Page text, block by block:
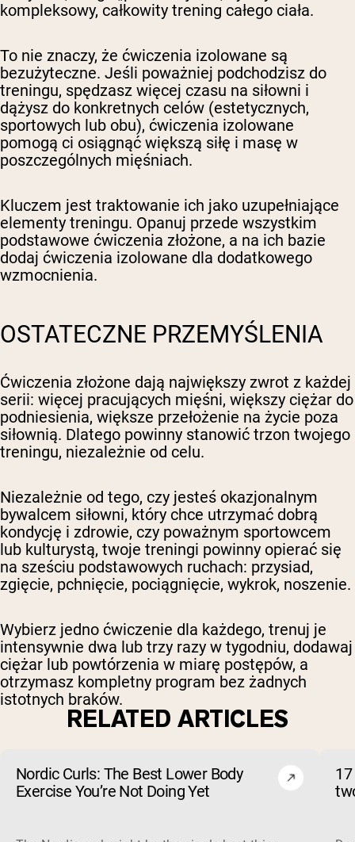
kompleksowy, całkowity trening całego ciała.
To nie znaczy, że ćwiczenia izolowane są
bezużyteczne. Jeśli poważniej podchodzisz do
treningu, spędzasz więcej czasu na siłowni i
dążysz do konkretnych celów (estetycznych,
sportowych lub obu), ćwiczenia izolowane
pomogą ci osiągnąć większą siłę i masę w
poszczególnych mięśniach.
Kluczem jest traktowanie ich jako uzupełniające
elementy treningu. Opanuj przede wszystkim
podstawowe ćwiczenia złożone, a na ich bazie
dodaj ćwiczenia izolowane dla dodatkowego
wzmocnienia.
OSTATECZNE PRZEMYŚLENIA
Ćwiczenia złożone dają największy zwrot z każdej
serii: więcej pracujących mięśni, większy ciężar do
podniesienia, większe przełożenie na życie poza
siłownią. Dlatego powinny stanowić trzon twojego
treningu, niezależnie od celu.
Niezależnie od tego, czy jesteś okazjonalnym
bywalcem siłowni, który chce utrzymać dobrą
kondycję i zdrowie, czy poważnym sportowcem
lub kulturystą, twoje treningi powinny opierać się
na sześciu podstawowych ruchach: przysiad,
zgięcie, pchnięcie, pociągnięcie, wykrok, noszenie.
Wybierz jedno ćwiczenie dla każdego, trenuj je
intensywnie dwa lub trzy razy w tygodniu, dodawaj
ciężar lub powtórzenia w miarę postępów, a
otrzymasz kompletny program bez żadnych
istotnych braków.
RELATED ARTICLES
Nordic Curls: The Best Lower Body
Exercise You’re Not Doing Yet